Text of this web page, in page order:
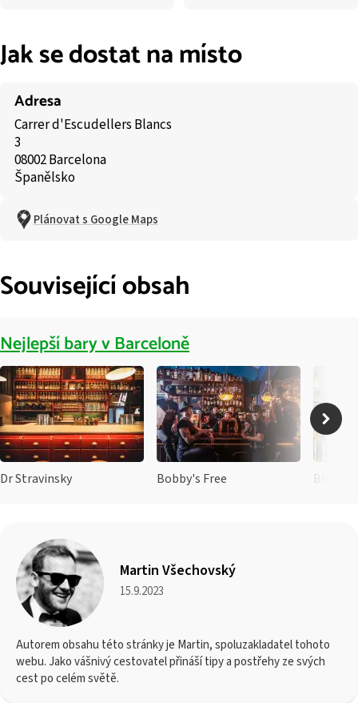
Jak se dostat na místo
Adresa
Carrer d'Escudellers Blancs
3
08002 Barcelona
Španělsko
Plánovat s Google Maps
Související obsah
Nejlepší bary v Barceloně
Dr Stravinsky Bobby's Free
Martin Všechovský
15.9.2023
Autorem obsahu této stránky je Martin, spoluzakladatel tohoto
webu. Jako vášnivý cestovatel přináší tipy a postřehy ze svých
cest po celém světě.